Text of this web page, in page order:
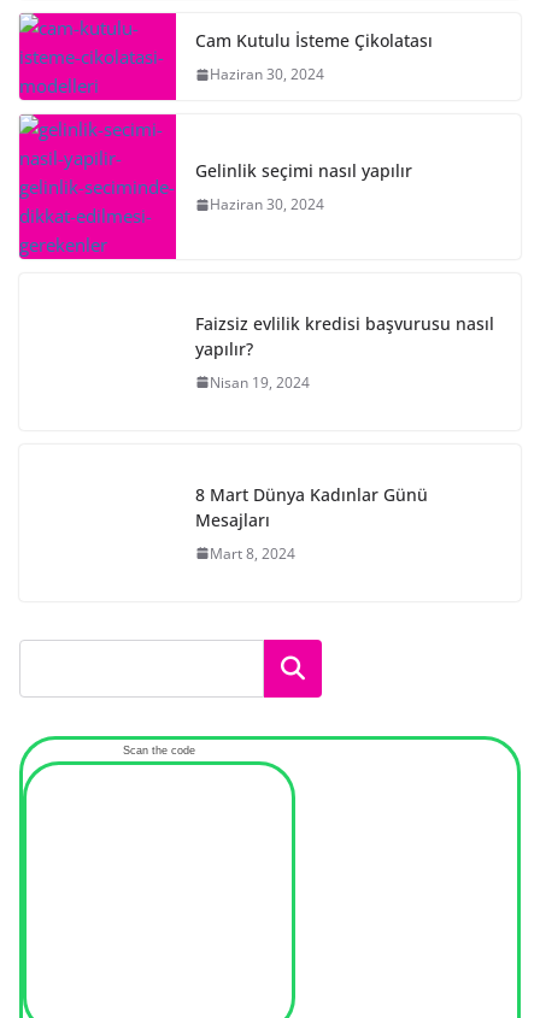
Cam Kutulu İsteme Çikolatası
Haziran 30, 2024
Gelinlik seçimi nasıl yapılır
Haziran 30, 2024
Faizsiz evlilik kredisi başvurusu nasıl
yapılır?
Nisan 19, 2024
8 Mart Dünya Kadınlar Günü
Mesajları
Mart 8, 2024
Ara
Scan the code